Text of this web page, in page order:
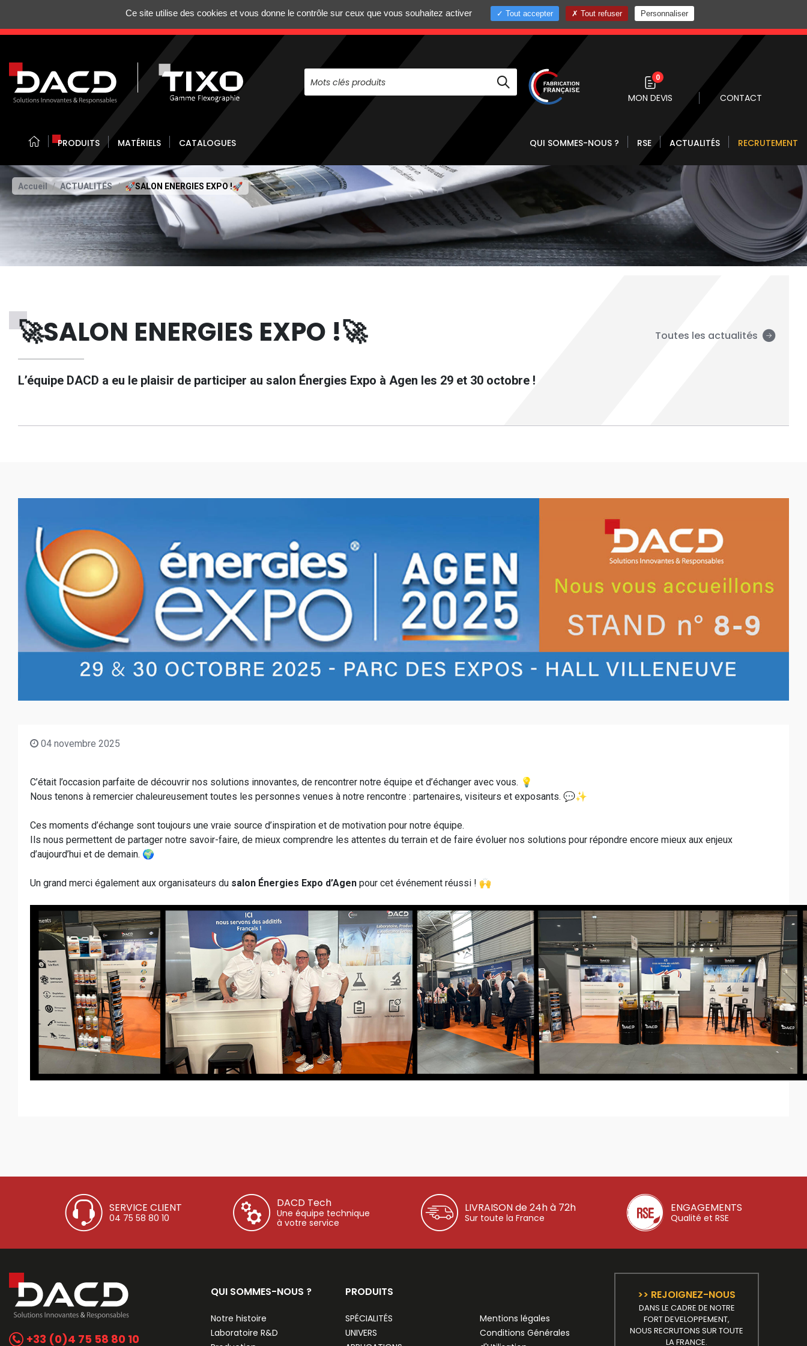
N'HÉSITEZ PAS À NOUS CONTACTER AU +33 (0)4 75 58 80 10
0
MON DEVIS CONTACT
PRODUITS MATÉRIELS CATALOGUES QUI SOMMES-NOUS ? RSE ACTUALITÉS RECRUTEMENT
Accueil ACTUALITÉS 🚀SALON ENERGIES EXPO !🚀
🚀SALON ENERGIES EXPO !🚀
L’équipe DACD a eu le plaisir de participer au salon Énergies Expo à Agen les 29 et 30 octobre !
Toutes les actualités
04 novembre 2025
C’était l’occasion parfaite de découvrir nos solutions innovantes, de rencontrer notre équipe et d’échanger avec vous. 💡
Nous tenons à remercier chaleureusement toutes les personnes venues à notre rencontre : partenaires, visiteurs et exposants. 💬✨
Ces moments d’échange sont toujours une vraie source d’inspiration et de motivation pour notre équipe.
Ils nous permettent de partager notre savoir-faire, de mieux comprendre les attentes du terrain et de faire évoluer nos solutions pour répondre encore mieux aux enjeux
d’aujourd’hui et de demain. 🌍
Un grand merci également aux organisateurs du salon Énergies Expo d’Agen pour cet événement réussi ! 🙌
SERVICE CLIENT
04 75 58 80 10
DACD Tech
Une équipe technique
à votre service
LIVRAISON de 24h à 72h
Sur toute la France
ENGAGEMENTS
Qualité et RSE
+33 (0)4 75 58 80 10
QUI SOMMES-NOUS ?
Notre histoire
Laboratoire R&D
PRODUITS
SPÉCIALITÉS
UNIVERS
Mentions légales
Conditions Générales
>> REJOIGNEZ-NOUS
DANS LE CADRE DE NOTRE
FORT DEVELOPPEMENT,
NOUS RECRUTONS SUR TOUTE
LA FRANCE.
Ce site utilise des cookies et vous donne le contrôle sur ceux que vous souhaitez activer Tout accepter Tout refuser Personnaliser